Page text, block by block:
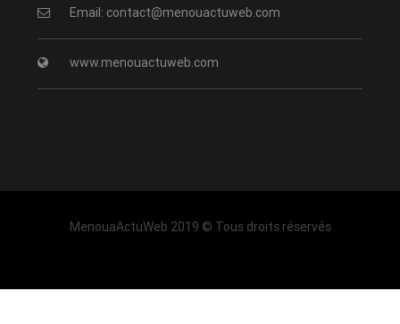
Email: contact@menouactuweb.com
www.menouactuweb.com
MenouaActuWeb 2019 © Tous droits réservés